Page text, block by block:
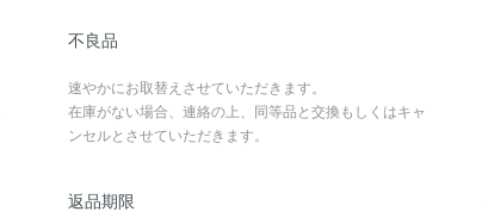
不良品
速やかにお取替えさせていただきます。
在庫がない場合、連絡の上、同等品と交換もしくはキャ
ンセルとさせていただきます。
返品期限